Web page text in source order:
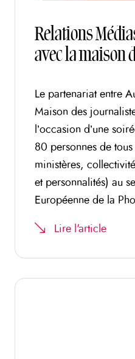
Relations
avec la maison
Le partenariat entre
Maison des
l’occasion d’une
80 personnes de
ministères,
et personnalités) au
Européenne de la
Lire l'article